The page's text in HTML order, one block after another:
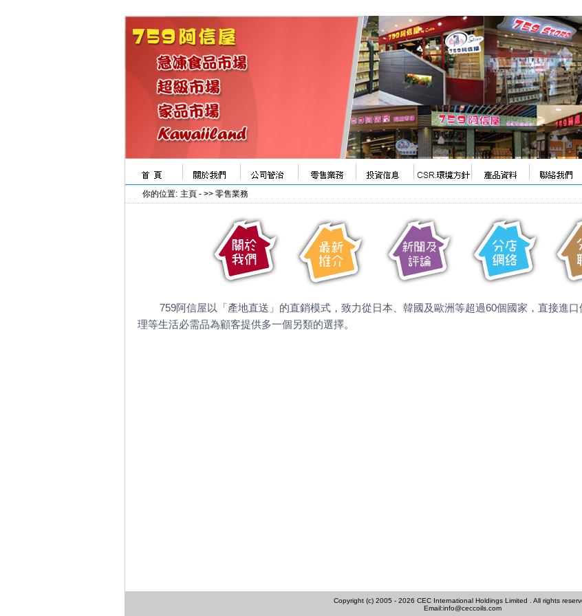
你的位置: 主頁 - >> 零售業務
759阿信屋以「產地直送」的直銷模式，致力從日本、韓國及歐洲等超過60個國家，直接進口
理等生活必需品為顧客提供多一個另類的選擇。
Copyright (c) 2005 - 2026 CEC International Holdings Limited . All rights
Email:info@ceccoils.com